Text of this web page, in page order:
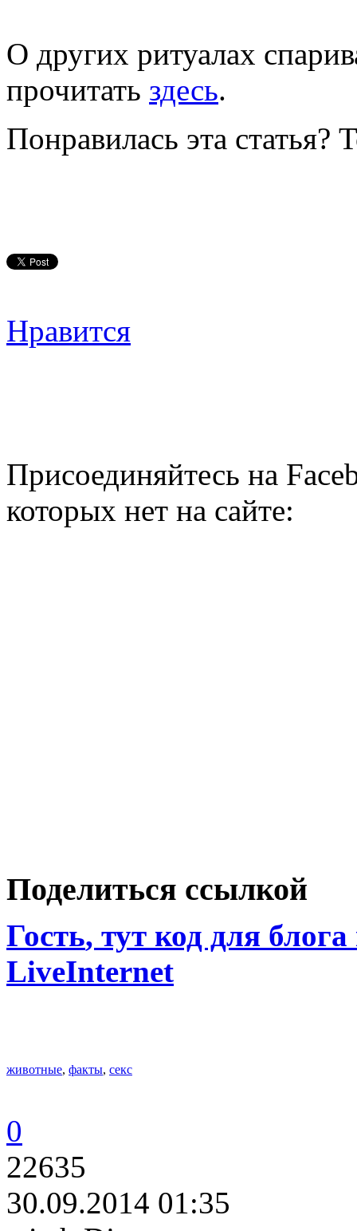
О других ритуалах
прочитать здесь.
Понравилась эта статья?
Нравится
Присоединяйтесь на
которых нет на сайте:
Поделиться ссылкой
Гость, тут код для
LiveInternet
животные, факты, секс
0
22635
30.09.2014 01:35